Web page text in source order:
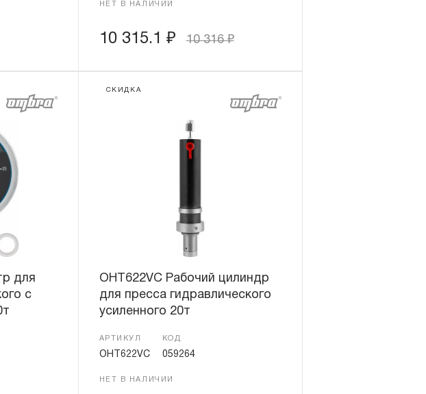
НЕТ В НАЛИЧИИ
10 315.1 ₽ 10 316₽
для
с
СКИДКА
OHT622VC Рабочий цилиндр
для пресса гидравлического
усиленного 20т
АРТИКУЛ
OHT622VC
КОД
059264
НЕТ В НАЛИЧИИ